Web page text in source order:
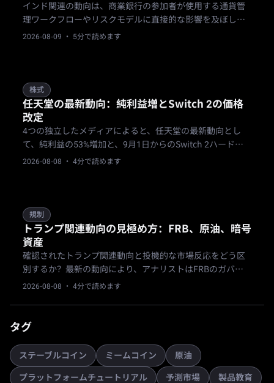
インド関連の動向は、商業銀行の参加者が使用する通貨管
理ワークフローやリスクモデルに直接的な影響を及ぼしま
す。インド準備銀行は、7月31日までの週において、外貨準
2026-08-09 · 5分で読めます
株式
任天堂の最新動向：純利益増とSwitch 2の価格
改定
4つの独立したメディアによると、任天堂の最新動向とし
て、純利益の53%増加と、9月1日からのSwitch 2ハードウ
ェアの地域別価格引き上げが確認されました。
2026-08-08 · 4分で読めます
規制
トランプ関連動向の見極め方：FRB、原油、暗号
資産
確認されたトランプ関連動向と投機的な市場反応をどう区
別するか？最新の動向により、アナリストはFRBのガバナ
ンス、企業の暗号資産財務、原油市場の変動性を確認して
2026-08-08 · 4分で読めます
タグ
ステーブルコイン ミームコイン 原油
プラットフォームチュートリアル 予測市場 製品教育